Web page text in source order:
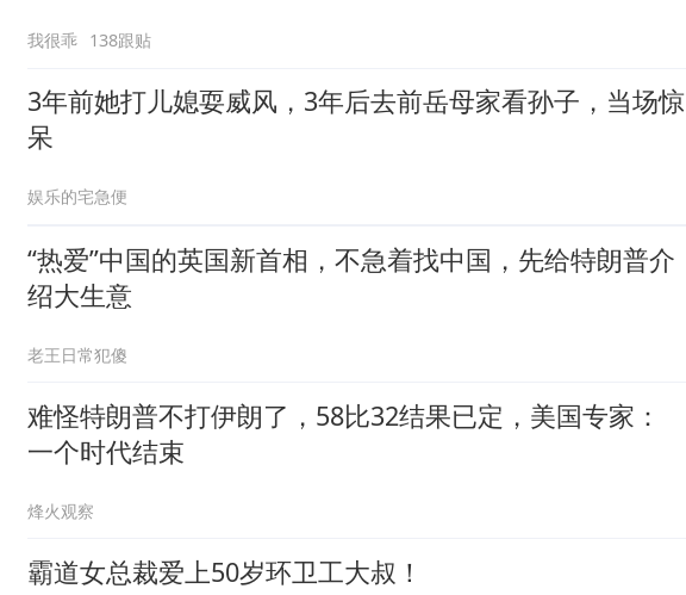
我很乖 138跟贴
3年前她打儿媳耍威风，3年后去前岳母家看孙子，当场惊
呆
娱乐的宅急便
“热爱”中国的英国新首相，不急着找中国，先给特朗普介
绍大生意
老王日常犯傻
难怪特朗普不打伊朗了，58比32结果已定，美国专家：
一个时代结束
烽火观察
霸道女总裁爱上50岁环卫工大叔！